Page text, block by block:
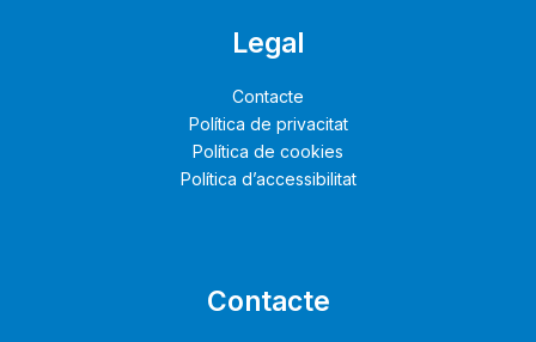
Legal
Contacte
Política de privacitat
Política de cookies
Política d’accessibilitat
Contacte